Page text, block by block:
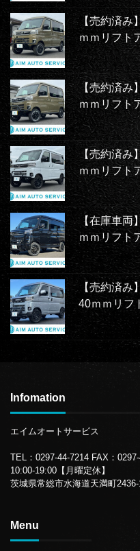
【売約済
ｍｍリフト
【売約済
ｍｍリフト
【売約済
ｍｍリフト
【在庫車
ｍｍリフト
【売約済
40ｍｍリフ
Infomation
エイムオートサービス
TEL：0297-44-7214 FAX：
10:00-19:00【月曜定休】
茨城県常総市水海道天満町2436-
Menu